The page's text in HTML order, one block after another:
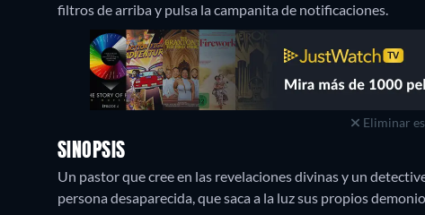
filtros de arriba y pulsa la campanita de notificaciones.
Eliminar
SINOPSIS
Un pastor que cree en las revelaciones divinas y un
persona desaparecida, que saca a la luz sus propios